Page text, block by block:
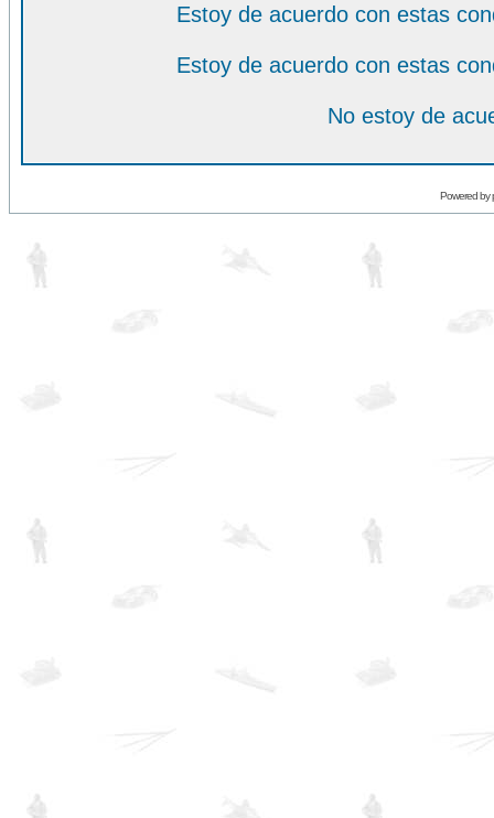
Estoy de acuerdo con estas
Estoy de acuerdo con estas
No estoy de
Powered by